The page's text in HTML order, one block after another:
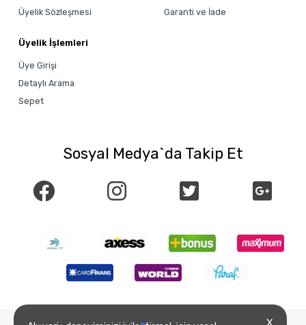
Üyelik Sözleşmesi
Garanti ve İade
Üyelik İşlemleri
Üye Girişi
Detaylı Arama
Sepet
Sosyal Medya`da Takip Et